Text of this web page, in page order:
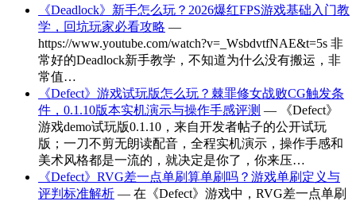
《Deadlock》新手怎么玩？2026爆红FPS游戏基础入门教
学，回坑玩家必看攻略 —
https://www.youtube.com/watch?v=_WsbdvtfNAE&t=5s 非
常好的Deadlock新手教学，不知道为什么没有搬运，非
常值…
《Defect》游戏试玩版怎么玩？棘罪修女战败CG触发条
件，0.1.10版本实机演示与操作手感评测 — 《Defect》
游戏demo试玩版0.1.10，来自开发者帖子的公开试玩
版；一刀不剪无朗读配音，全程实机演示，操作手感和
美术风格都是一流的，就决定是你了，你来压…
《Defect》RVG差一点单刷算单刷吗？游戏单刷定义与
评判标准解析 — 在《Defect》游戏中，RVG差一点单刷